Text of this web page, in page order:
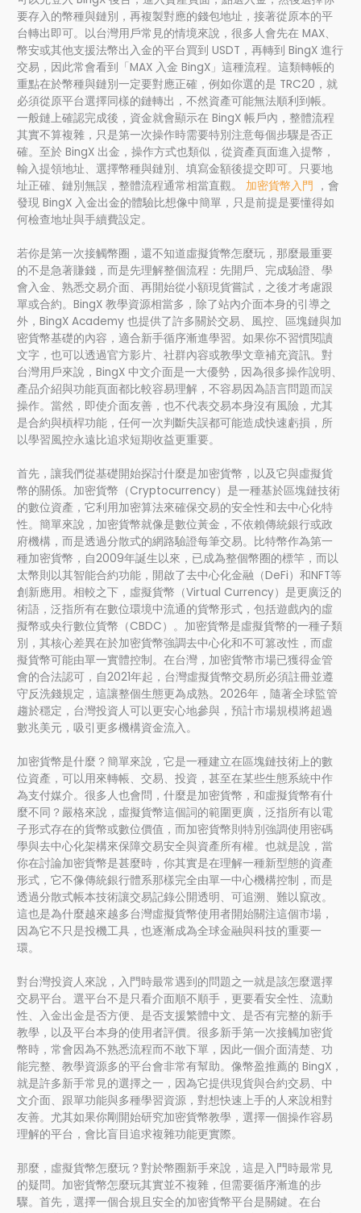
要存入的幣種與鏈別，再複製對應的錢包地址，接著從原本的平
台轉出即可。以台灣用戶常見的情境來說，很多人會先在 MAX、
幣安或其他支援法幣出入金的平台買到 USDT，再轉到 BingX 進行
交易，因此常會看到「MAX 入金 BingX」這種流程。這類轉帳的
重點在於幣種與鏈別一定要對應正確，例如你選的是 TRC20，就
必須從原平台選擇同樣的鏈轉出，不然資產可能無法順利到帳。
一般鏈上確認完成後，資金就會顯示在 BingX 帳戶內，整體流程
其實不算複雜，只是第一次操作時需要特別注意每個步驟是否正
確。至於 BingX 出金，操作方式也類似，從資產頁面進入提幣，
輸入提領地址、選擇幣種與鏈別、填寫金額後提交即可。只要地
址正確、鏈別無誤，整體流程通常相當直觀。 加密貨幣入門 ，會
發現 BingX 入金出金的體驗比想像中簡單，只是前提是要懂得如
何檢查地址與手續費設定。
若你是第一次接觸幣圈，還不知道虛擬貨幣怎麼玩，那麼最重要
的不是急著賺錢，而是先理解整個流程：先開戶、完成驗證、學
會入金、熟悉交易介面、再開始從小額現貨嘗試，之後才考慮跟
單或合約。BingX 教學資源相當多，除了站內介面本身的引導之
外，BingX Academy 也提供了許多關於交易、風控、區塊鏈與加
密貨幣基礎的內容，適合新手循序漸進學習。如果你不習慣閱讀
文字，也可以透過官方影片、社群內容或教學文章補充資訊。對
台灣用戶來說，BingX 中文介面是一大優勢，因為很多操作說明、
產品介紹與功能頁面都比較容易理解，不容易因為語言問題而誤
操作。當然，即使介面友善，也不代表交易本身沒有風險，尤其
是合約與槓桿功能，任何一次判斷失誤都可能造成快速虧損，所
以學習風控永遠比追求短期收益更重要。
首先，讓我們從基礎開始探討什麼是加密貨幣，以及它與虛擬貨
幣的關係。加密貨幣（Cryptocurrency）是一種基於區塊鏈技術
的數位資產，它利用加密算法來確保交易的安全性和去中心化特
性。簡單來說，加密貨幣就像是數位黃金，不依賴傳統銀行或政
府機構，而是透過分散式的網路驗證每筆交易。比特幣作為第一
種加密貨幣，自2009年誕生以來，已成為整個幣圈的標竿，而以
太幣則以其智能合約功能，開啟了去中心化金融（DeFi）和NFT等
創新應用。相較之下，虛擬貨幣（Virtual Currency）是更廣泛的
術語，泛指所有在數位環境中流通的貨幣形式，包括遊戲內的虛
擬幣或央行數位貨幣（CBDC）。加密貨幣是虛擬貨幣的一種子類
別，其核心差異在於加密貨幣強調去中心化和不可篡改性，而虛
擬貨幣可能由單一實體控制。在台灣，加密貨幣市場已獲得金管
會的合法認可，自2021年起，台灣虛擬貨幣交易所必須註冊並遵
守反洗錢規定，這讓整個生態更為成熟。2026年，隨著全球監管
趨於穩定，台灣投資人可以更安心地參與，預計市場規模將超過
數兆美元，吸引更多機構資金流入。
加密貨幣是什麼？簡單來說，它是一種建立在區塊鏈技術上的數
位資產，可以用來轉帳、交易、投資，甚至在某些生態系統中作
為支付媒介。很多人也會問，什麼是加密貨幣，和虛擬貨幣有什
麼不同？嚴格來說，虛擬貨幣這個詞的範圍更廣，泛指所有以電
子形式存在的貨幣或數位價值，而加密貨幣則特別強調使用密碼
學與去中心化架構來保障交易安全與資產所有權。也就是說，當
你在討論加密貨幣是甚麼時，你其實是在理解一種新型態的資產
形式，它不像傳統銀行體系那樣完全由單一中心機構控制，而是
透過分散式帳本技術讓交易記錄公開透明、可追溯、難以竄改。
這也是為什麼越來越多台灣虛擬貨幣使用者開始關注這個市場，
因為它不只是投機工具，也逐漸成為全球金融與科技的重要一
環。
對台灣投資人來說，入門時最常遇到的問題之一就是該怎麼選擇
交易平台。選平台不是只看介面順不順手，更要看安全性、流動
性、入金出金是否方便、是否支援繁體中文、是否有完整的新手
教學，以及平台本身的使用者評價。很多新手第一次接觸加密貨
幣時，常會因為不熟悉流程而不敢下單，因此一個介面清楚、功
能完整、教學資源多的平台會非常有幫助。像幣盈推薦的 BingX，
就是許多新手常見的選擇之一，因為它提供現貨與合約交易、中
文介面、跟單功能與多種學習資源，對想快速上手的人來說相對
友善。尤其如果你剛開始研究加密貨幣教學，選擇一個操作容易
理解的平台，會比盲目追求複雜功能更實際。
那麼，虛擬貨幣怎麼玩？對於幣圈新手來說，這是入門時最常見
的疑問。加密貨幣怎麼玩其實並不複雜，但需要循序漸進的步
驟。首先，選擇一個合規且安全的加密貨幣平台是關鍵。在台